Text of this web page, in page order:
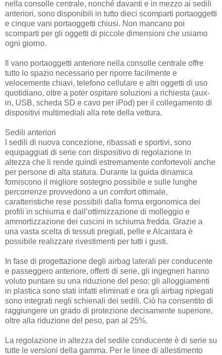
nella consolle centrale, nonché davanti e in mezzo ai sedili
anteriori, sono disponibili in tutto dieci scomparti portaoggetti
e cinque vani portaoggetti chiusi. Non mancano poi
scomparti per gli oggetti di piccole dimensioni che usiamo
ogni giorno.
Il vano portaoggetti anteriore nella consolle centrale offre
tutto lo spazio necessario per riporre facilmente e
velocemente chiavi, telefono cellulare e altri oggetti di uso
quotidiano, oltre a poter ospitare soluzioni a richiesta (aux-
in, USB, scheda SD e cavo per iPod) per il collegamento di
dispositivi multimediali alla rete della vettura.
Sedili anteriori
I sedili di nuova concezione, ribassati e sportivi, sono
equipaggiati di serie con dispositivo di regolazione in
altezza che li rende quindi estremamente confortevoli anche
per persone di alta statura. Durante la guida dinamica
forniscono il migliore sostegno possibile e sulle lunghe
percorrenze provvedono a un comfort ottimale,
caratteristiche rese possibili dalla forma ergonomica dei
profili in schiuma e dall’ottimizzazione di molleggio e
ammortizzazione dei cuscini in schiuma fredda. Grazie a
una vasta scelta di tessuti pregiati, pelle e Alcantara è
possibile realizzare rivestimenti per tutti i gusti.
In fase di progettazione degli airbag laterali per conducente
e passeggero anteriore, offerti di serie, gli ingegneri hanno
voluto puntare su una riduzione del peso: gli alloggiamenti
in plastica sono stati infatti eliminati e ora gli airbag ripiegati
sono integrati negli schienali dei sedili. Ciò ha consentito di
raggiungere un grado di protezione decisamente superiore,
oltre alla riduzione del peso, pari al 25%.
La regolazione in altezza del sedile conducente è di serie su
tutte le versioni della gamma. Per le linee di allestimento